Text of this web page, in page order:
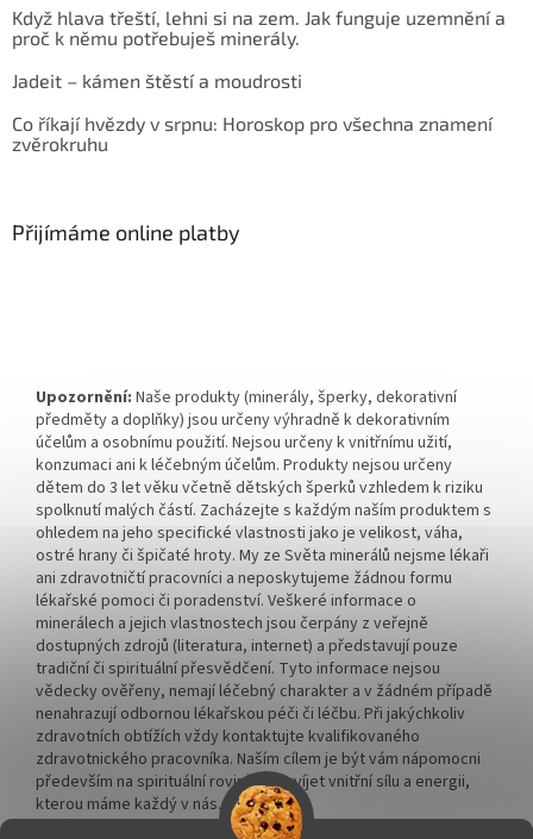
Když hlava třeští, lehni si na zem. Jak funguje uzemnění a
proč k němu potřebuješ minerály.
Jadeit – kámen štěstí a moudrosti
Co říkají hvězdy v srpnu: Horoskop pro všechna znamení
zvěrokruhu
Přijímáme online platby
Upozornění: Naše produkty (minerály, šperky, dekorativní
předměty a doplňky) jsou určeny výhradně k dekorativním
účelům a osobnímu použití. Nejsou určeny k vnitřnímu užití,
konzumaci ani k léčebným účelům. Produkty nejsou určeny
dětem do 3 let věku včetně dětských šperků vzhledem k riziku
spolknutí malých částí. Zacházejte s každým naším produktem s
ohledem na jeho specifické vlastnosti jako je velikost, váha,
ostré hrany či špičaté hroty. My ze Světa minerálů nejsme lékaři
ani zdravotničtí pracovníci a neposkytujeme žádnou formu
lékařské pomoci či poradenství. Veškeré informace o
minerálech a jejich vlastnostech jsou čerpány z veřejně
dostupných zdrojů (literatura, internet) a představují pouze
tradiční či spirituální přesvědčení. Tyto informace nejsou
vědecky ověřeny, nemají léčebný charakter a v žádném případě
nenahrazují odbornou lékařskou péči či léčbu. Při jakýchkoliv
zdravotních obtížích vždy kontaktujte kvalifikovaného
zdravotnického pracovníka. Naším cílem je být vám nápomocni
především na spirituální rovině a rozvíjet vnitřní sílu a energii,
kterou máme každý v nás.